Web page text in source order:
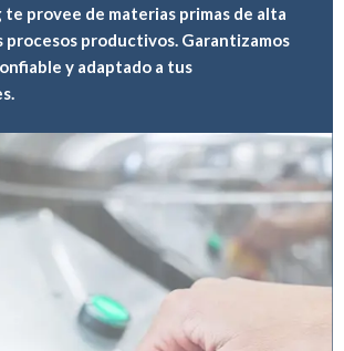
te provee de materias primas de alta
procesos productivos. Garantizamos
y adaptado a tus